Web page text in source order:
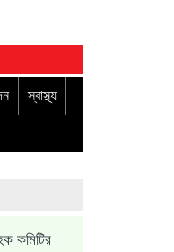
স্বাস্থ্য
কমিটির